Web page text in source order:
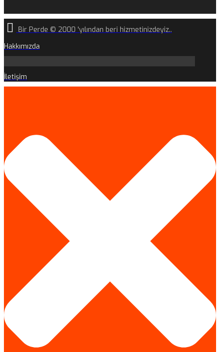
Bir Perde © 2000 'yılından beri hizmetinizdeyiz..
Hakkımızda
İletişim